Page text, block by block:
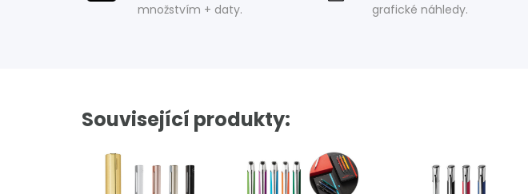
množstvím + daty.
grafické náhledy.
Související produkty: